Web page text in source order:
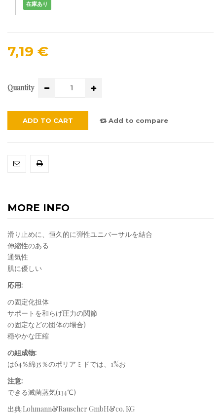
在庫あり
7,19 €
Quantity
ADD TO CART Add to compare
MORE INFO
滑り止めに、恒久的に弾性ユニバーサルを結合
伸縮性のある
通気性
肌に優しい
応用:
の固定化担体
サポートを和らげ圧力の関節
の固定などの団体の場合)
穏やかな圧縮
の組成物:
は64％綿35％のポリアミドでは、1%お
注意:
できる滅菌蒸気(134℃)
出典:Lohmann&Rauscher GmbH&co. KG